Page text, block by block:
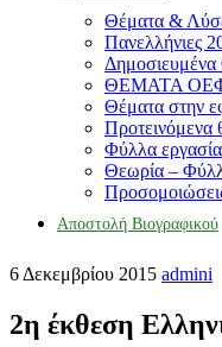
Θέματα &
Πανελλήνιες
Δημοσιευμένα
ΘΕΜΑΤΑ
Θέματα στην
Προτεινόμενα
Φύλλα
Θεωρία –
Αποστολή Βιογραφικού
6 Δεκεμβρίου 2015 admini
2η έκθεση